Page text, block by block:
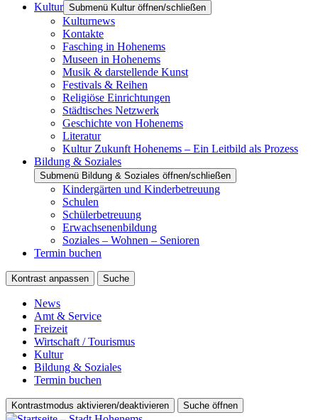
Kultur Submenü Kultur öffnen/schließen
Kulturnews
Kontakte
Fasching in Hohenems
Museen in Hohenems
Musik & darstellende Kunst
Festivals & Reihen
Religiöse Einrichtungen
Städtisches Netzwerk
Geschichte von Hohenems
Literatur
Kultur Zukunft Hohenems – Ein Leitbild als Prozess
Bildung & Soziales
Submenü Bildung & Soziales öffnen/schließen
Kindergärten und Kinderbetreuung
Schulen
Schülerbetreuung
Erwachsenenbildung
Soziales – Wohnen – Senioren
Termin buchen
Kontrast anpassen Suche
News
Amt & Service
Freizeit
Wirtschaft / Tourismus
Kultur
Bildung & Soziales
Termin buchen
Kontrastmodus aktivieren/deaktivieren Suche öffnen